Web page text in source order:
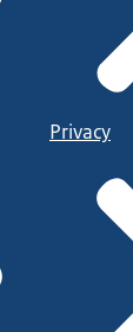
Privacy